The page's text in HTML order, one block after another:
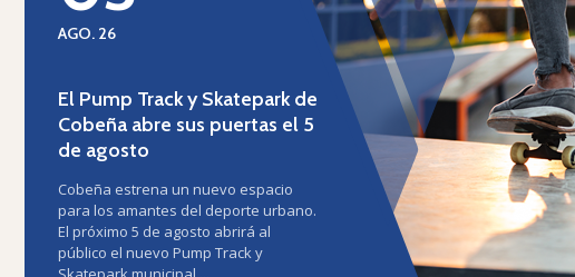
AGO. 26
El Pump Track y Skatepark de
Cobeña abre sus puertas el 5
de agosto
Cobeña estrena un nuevo espacio
para los amantes del deporte urbano.
El próximo 5 de agosto abrirá al
público el nuevo Pump Track y